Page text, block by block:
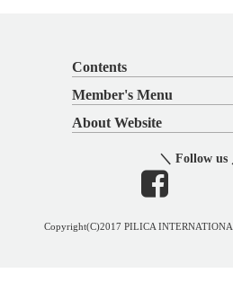
Contents
Member's Menu
About Website
＼ Follow us
Copyright(C)2017 PILICA